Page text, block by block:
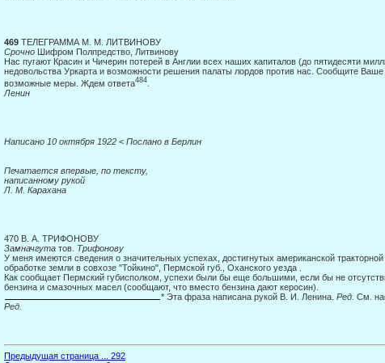
469 ТЕЛЕГРАММА M. M. ЛИТВИНОВУ
Срочно
Шифром Полпредство, Литвинову
Нас пугают Красин и Чичерин потерей в Англии всех наших капиталов (до пятиде­сяти
недовольства Уркарта и возможности решения палаты лордов против нас. Сообщите
возможные меры. Ждем ответа484
Ленин
Написано 10 октября 1922 < Послано в Берлин
Печатается впервые, по тексту,
написанному рукой
Л. М. Карахана
470 В. А. ТРИФОНОВУ
Замначгута тов. Трифонову
У меня имеются сведения о значительных успехах, достигнутых американской
обработке земли в совхозе "Тойкино", Пермской губ., Оханского уезда .
Как сообщает Пермский губисполком, успехи были бы еще большими, если бы не
бензина и смазочных масел (сообщают, что вместо бензина дают керосин).
* Эта фраза написана рукой В. И. Ленина. Ред. См.
Ред.
Предыдущая страница ... 292